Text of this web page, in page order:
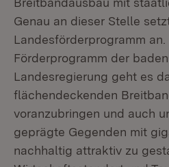
Genau an dieser Stelle
Landesförderprogramm an.
Förderprogramm der
Landesregierung geht es
flächendeckenden
voranzubringen und auch
geprägte Gegenden mit
nachhaltig attraktiv zu